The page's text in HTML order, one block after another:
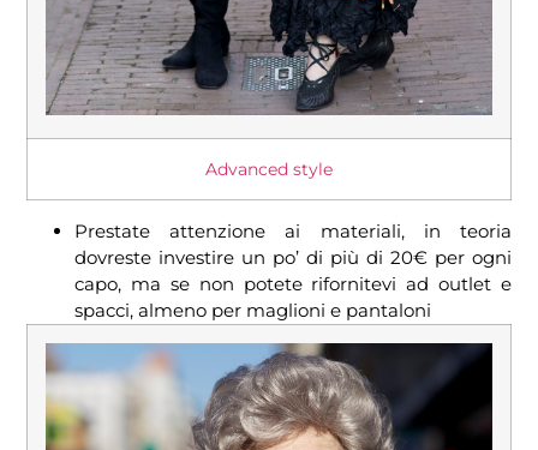
Advanced style
Prestate attenzione ai materiali, in teoria
dovreste investire un po’ di più di 20€ per ogni
capo, ma se non potete rifornitevi ad outlet e
spacci, almeno per maglioni e pantaloni